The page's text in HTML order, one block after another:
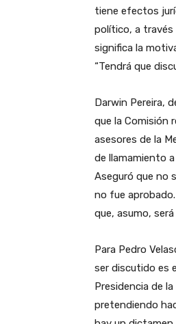
tiene efectos
político, a través
significa la
“Tendrá que
Darwin Pereira,
que la Comisión
asesores de la
de llamamiento
Aseguró que no
no fue
que, asumo,
Para Pedro
ser discutido es
Presidencia de
pretendiendo